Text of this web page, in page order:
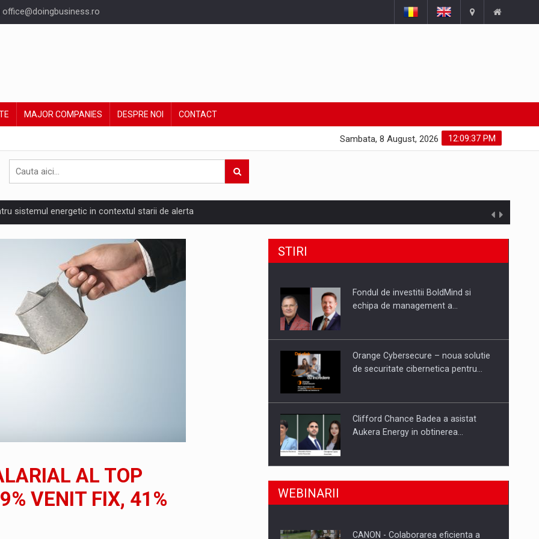
office@doingbusiness.ro
MAJOR COMPANIES DESPRE NOI CONTACT
12:09:38 PM
Sambata, 8 August, 2026
sistemul energetic in contextul starii de alerta
pedepseste granitele?
Reveals About Bakuchiol's Evolution
noilor reglementari UE privind ambalajele pot risca retragerea produselor din piata
ON THE INTERNATIONAL BUSINESS SCENE
DIGITALIZED WHOLESALER IN ROMANIA
a Pall-Ex, liderul pietei de transport paletizat din Romania, preiau compania intr-o tranzactie de peste 25…
AL FAMILIEI: RANGE ROVER GT
AL TOP
VENIT FIX, 41%
STIRI
Fondul de investitii BoldMind si
echipa de management a…
Orange Cybersecure – noua solutie
de securitate cibernetica pentru…
Clifford Chance Badea a asistat
Aukera Energy in obtinerea…
SAPTE PERSONALITATI DIN MEDIUL
WEBINARII
CANON - Colaborarea eficienta a